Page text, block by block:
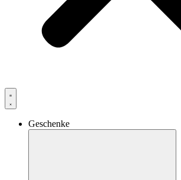
Geschenke